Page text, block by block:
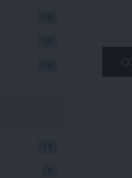
18
17
5